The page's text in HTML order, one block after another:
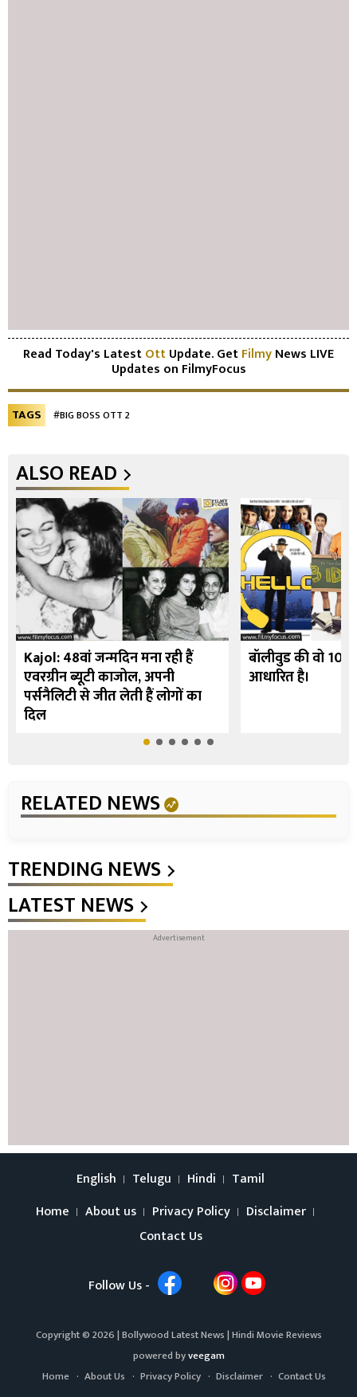
Read Today's LatestOttUpdate. GetFilmyNews LIVE
Updates on FilmyFocus
TAGS #BIG BOSS OTT 2
ALSO READ
Kajol: 48वां जन्मदिन मना रही हैं
एवरग्रीन ब्यूटी काजोल, अपनी
पर्सनैलिटी से जीत लेती हैं लोगों का
दिल
बॉलीवुड की वो 10
आधारित है।
RELATED NEWS
TRENDING NEWS
LATEST NEWS
English Telugu Hindi
Tamil
Home
About us Privacy Policy
Disclaimer
Contact Us
Follow Us -
Copyright © 2026 |Bollywood Latest News|Hindi Movie Reviews
powered byveegam
Home
About Us Privacy Policy Disclaimer Contact Us